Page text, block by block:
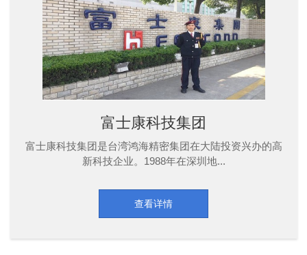
富士康科技集团
富士康科技集团是台湾鸿海精密集团在大陆投资兴办的高
新科技企业。1988年在深圳地...
查看详情